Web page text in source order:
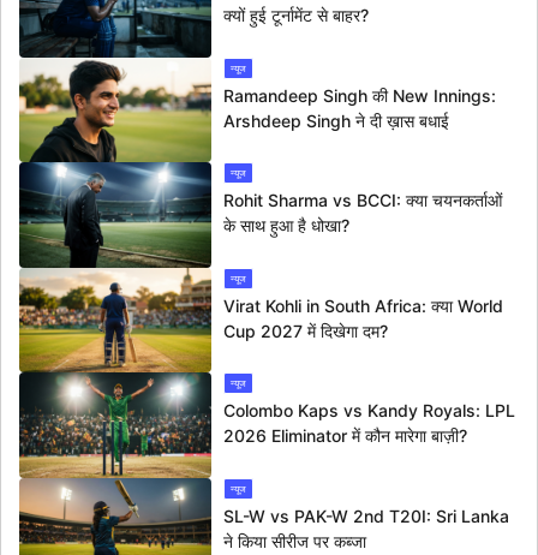
क्यों हुई टूर्नामेंट से बाहर?
न्यूज
Ramandeep Singh की New Innings:
Arshdeep Singh ने दी ख़ास बधाई
न्यूज
Rohit Sharma vs BCCI: क्या चयनकर्ताओं
के साथ हुआ है धोखा?
न्यूज
Virat Kohli in South Africa: क्या World
Cup 2027 में दिखेगा दम?
न्यूज
Colombo Kaps vs Kandy Royals: LPL
2026 Eliminator में कौन मारेगा बाज़ी?
न्यूज
SL-W vs PAK-W 2nd T20I: Sri Lanka
ने किया सीरीज पर कब्जा